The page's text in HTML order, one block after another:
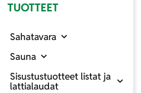
TUOTTEET
Sahatavara
Sauna
Sisustustuotteet listat ja
lattialaudat